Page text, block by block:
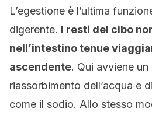
L’egestione è l’ultima
digerente. I resti del cibo
nell’intestino tenue
ascendente. Qui avviene
riassorbimento dell’acqua e
come il sodio. Allo stesso